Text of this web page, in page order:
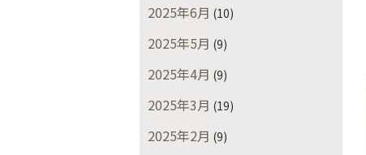
2025年6月 (10)
2025年5月 (9)
2025年4月 (9)
2025年3月 (19)
2025年2月 (9)